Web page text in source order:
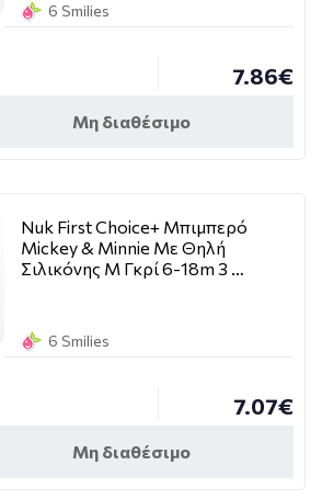
6 Smilies
7.86€
Μη διαθέσιμο
Nuk First Choice+ Μπιμπερό
Mickey & Minnie Με Θηλή
Σιλικόνης M Γκρί 6-18m 3 …
6 Smilies
7.07€
Μη διαθέσιμο